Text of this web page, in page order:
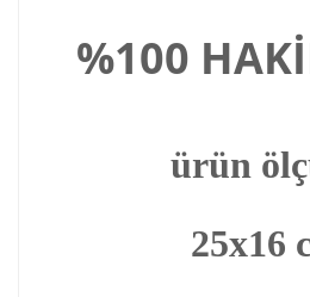
%100
ürün
25x16